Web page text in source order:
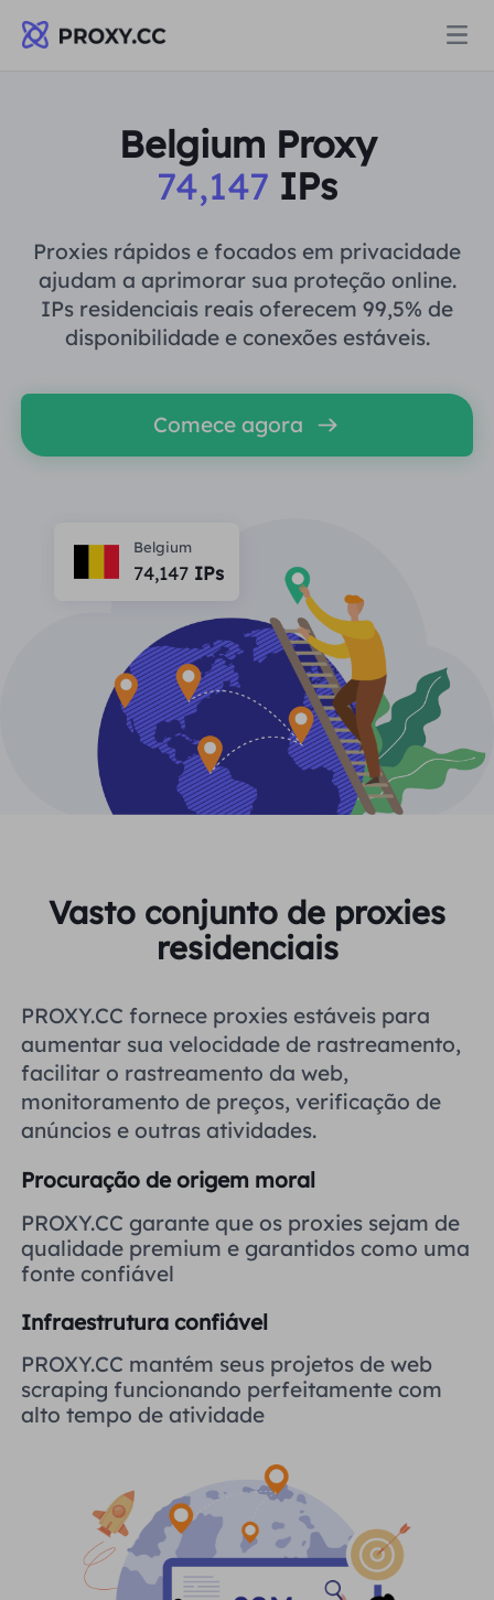
PROCURAÇÃO RESIDENCIAL
Proxy residencial estático
Proxy Residencial Ilimitado
Proxy ISP de longa duração
PROCURAÇÃO RESIDENCIAL
Procuração Residencial $0.8/GB
Proxy residencial estático $0.28/IP/Dia
Agente de data center estático
Proxy ISP de longa duração $1.4
Data for AI
POR CASO DE USO
Proteção da marca
Monitoramento de SEO
Verificação de anúncios
Raspagem e rastreamento da Web
Recursos
Programa de afiliados
Parceiros
FERRAMENTAS GRATUITAS
Verificador de proxy
LOCAIS
Estados Unidos
Reino Unido
Brasil
Rússia
Aprender
Perguntas frequentes
Blogue
Guia do usuário
Mais integrações
中文
English
Deutsch
Indonesia
Русский
हिंदी
Aproveitar77% de descontoe aja agora!
Residencial $0/GB $0/dia ilimitado
Belgium Proxy
74,147 IPs
Proxies rápidos e focados em privacidade
ajudam a aprimorar sua proteção online.
IPs residenciais reais oferecem 99,5% de
disponibilidade e conexões estáveis.
Comece agora
Belgium
74,147IPs
Vasto conjunto de proxies
residenciais
PROXY.CC fornece proxies estáveis ​​para
aumentar sua velocidade de rastreamento,
facilitar o rastreamento da web,
monitoramento de preços, verificação de
anúncios e outras atividades.
Procuração de origem moral
PROXY.CC garante que os proxies sejam de
qualidade premium e garantidos como uma
fonte confiável
Infraestrutura confiável
PROXY.CC mantém seus projetos de web
scraping funcionando perfeitamente com
alto tempo de atividade